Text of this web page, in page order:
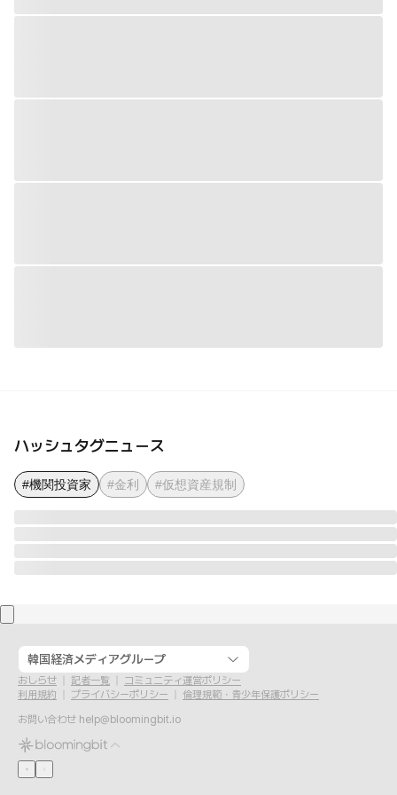
ハッシュタグニュース
#機関投資家 #金利 #仮想資産規制
韓国経済メディアグループ
おしらせ 記者一覧
コミュニティ運営ポリシー
利用規約
プライバシーポリシー
倫理規範・青少年保護ポリシー
お問い合わせ help@bloomingbit.io